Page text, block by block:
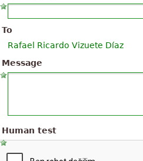
To
Rafael Ricardo Vizuete Díaz
Message
Human test